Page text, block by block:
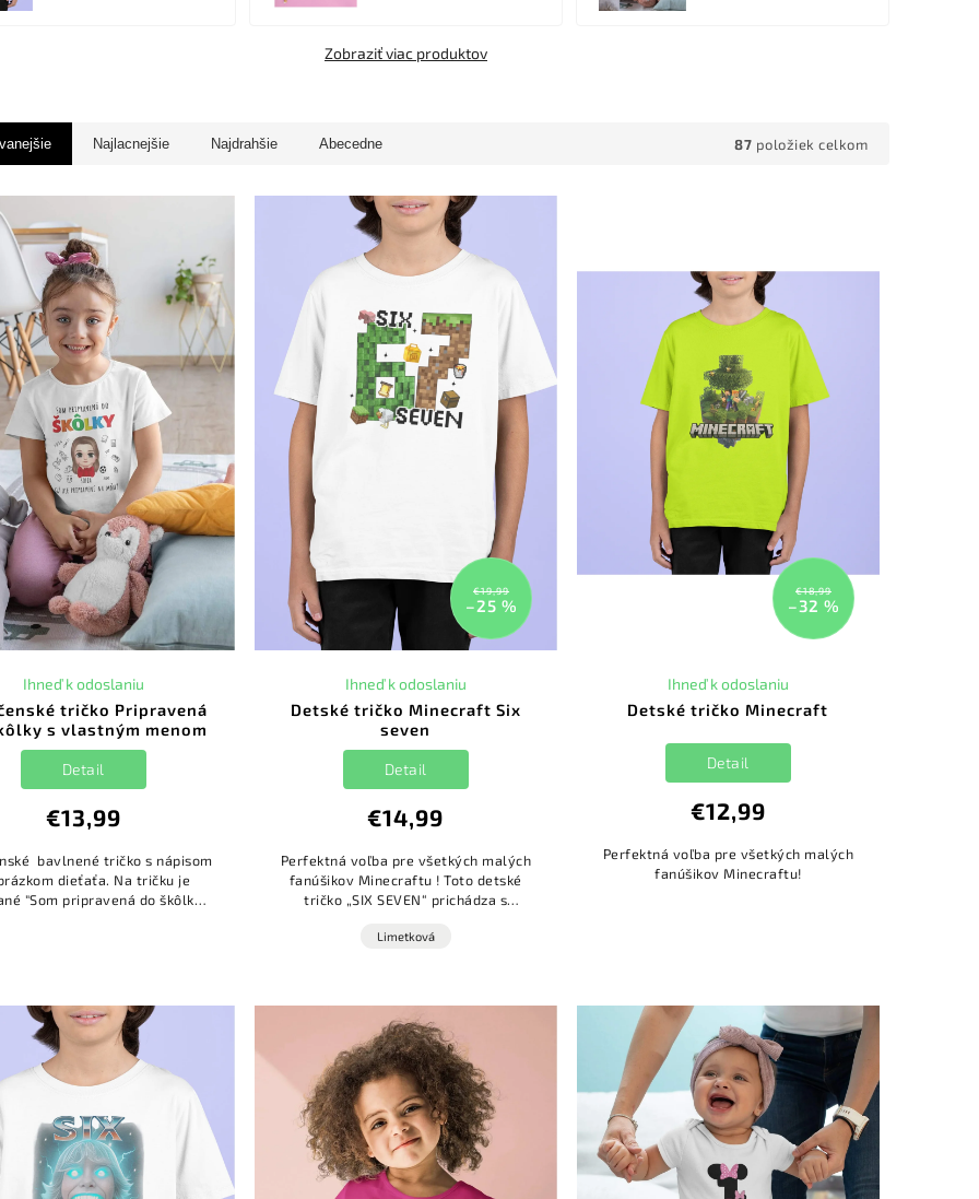
Zobraziť viac produktov
Najlacnejšie Najdrahšie Abecedne 87 položiek celkom
tričko Pripravená
s vlastným menom
Ihneď k odoslaniu
€13,99
Detail
bavlnené tričko s nápisom
dieťaťa. Na tričku je
"Som pripravená do škôlky.
€19,99
–25 %
Detské tričko Minecraft Six
seven
Ihneď k odoslaniu
€14,99
Detail
Perfektná voľba pre všetkých malých
fanúšikov Minecraftu ! Toto detské
tričko „SIX SEVEN“ prichádza s
ktorý pripomína obľúbené hry. Č...
Limetková
€18,99
–32 %
Detské tričko Minecraft
Ihneď k odoslaniu
€12,99
Detail
Perfektná voľba pre všetkých malých
fanúšikov Minecraftu!